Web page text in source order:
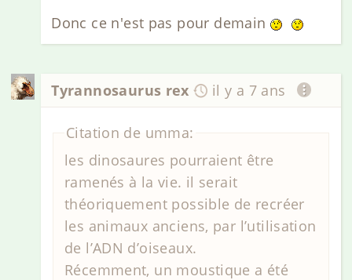
Donc ce n'est pas pour demain
Tyrannosaurus rex il y a 7 ans
Citation de umma:
les dinosaures pourraient être
ramenés à la vie. il serait
théoriquement possible de recréer
les animaux anciens, par l’utilisation
de l’ADN d’oiseaux.
Récemment, un moustique a été